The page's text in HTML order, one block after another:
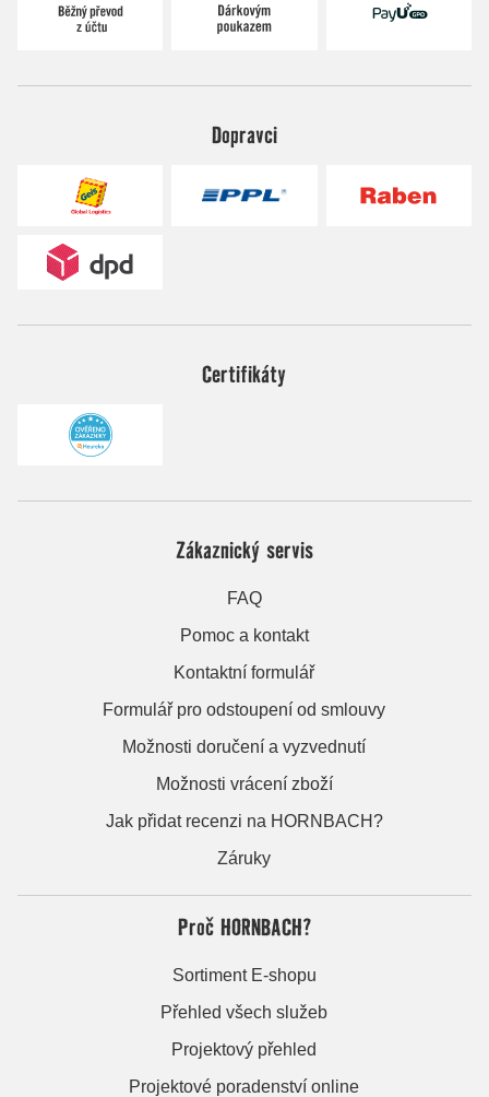
Dopravci
Certifikáty
Zákaznický servis
FAQ
Pomoc a kontakt
Kontaktní formulář
Formulář pro odstoupení od smlouvy
Možnosti doručení a vyzvednutí
Možnosti vrácení zboží
Jak přidat recenzi na HORNBACH?
Záruky
Proč HORNBACH?
Sortiment E-shopu
Přehled všech služeb
Projektový přehled
Projektové poradenství online